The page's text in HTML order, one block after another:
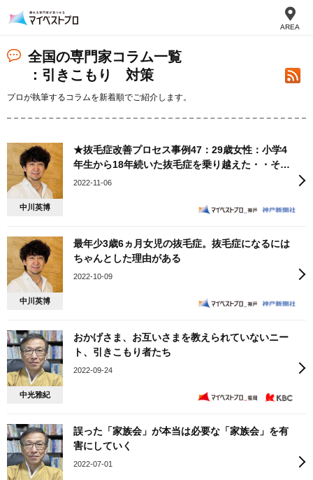
AREA
全国の専門家コラム一覧
：引きこもり 対策
プロが執筆するコラムを新着順でご紹介します。
中川英博
★抜毛症改善プロセス事例47：29歳女性：小学4
年生から18年続いた抜毛症を乗り越えた・・その
理由とは
2022-11-06
中川英博
最年少3歳6ヵ月女児の抜毛症。抜毛症になるには
ちゃんとした理由がある
2022-10-09
中光雅紀
おかげさま、お互いさまを教えられていないニー
ト、引きこもり者たち
2022-09-24
誤った「家族会」が本当は必要な「家族会」を有
害にしていく
2022-07-01